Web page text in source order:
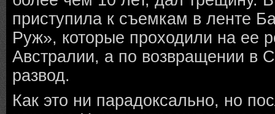
приступила к съемкам в ленте
Руж», которые проходили на ее
Австралии, а по возвращении в
развод.
Как это ни парадоксально, но